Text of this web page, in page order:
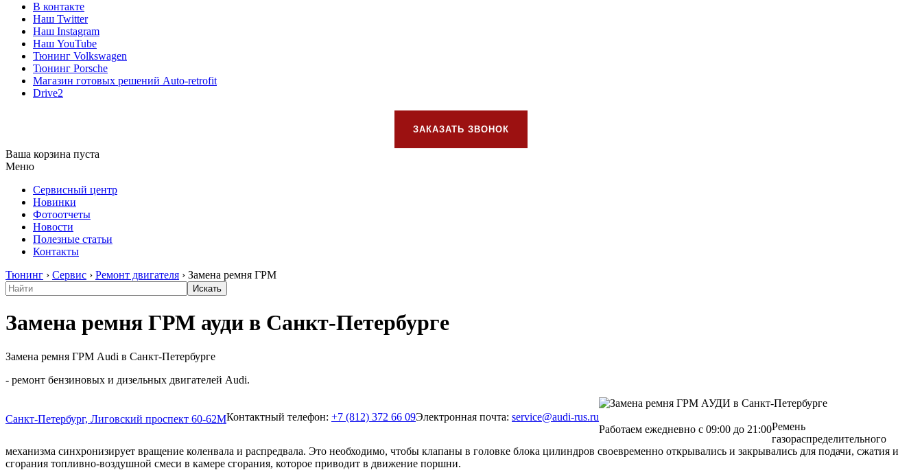
В контакте
Наш Twitter
Наш Instagram
Наш YouTube
Тюнинг Volkswagen
Тюнинг Porsche
Магазин готовых решений Auto-retrofit
Drive2
ЗАКАЗАТЬ ЗВОНОК
Ваша корзина пуста
Меню
Сервисный центр
Новинки
Фотоотчеты
Новости
Полезные статьи
Контакты
Тюнинг › Сервис › Ремонт двигателя › Замена ремня ГРМ
Замена ремня ГРМ ауди в Санкт-Петербурге
Замена ремня ГРМ Audi в Санкт-Петербурге
- ремонт бензиновых и дизельных двигателей Audi.
Санкт-Петербург, Лиговский проспект 60-62МКонтактный телефон: +7 (812) 372 66 09Электронная почта: service@audi-rus.ru
Работаем ежедневно с 09:00 до 21:00Ремень
газораспределительного
механизма синхронизирует вращение коленвала и распредвала. Это необходимо, чтобы клапаны в головке блока цилиндров своевременно открывались и закрывались для подачи, сжатия и
сгорания топливно-воздушной смеси в камере сгорания, которое приводит в движение поршни.